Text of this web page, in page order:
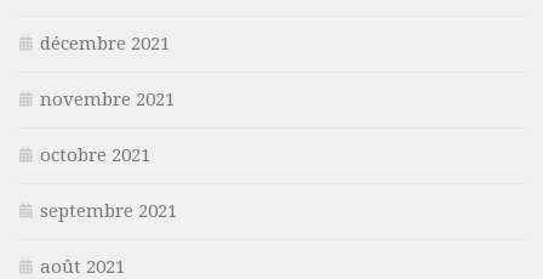
décembre 2021
novembre 2021
octobre 2021
septembre 2021
août 2021